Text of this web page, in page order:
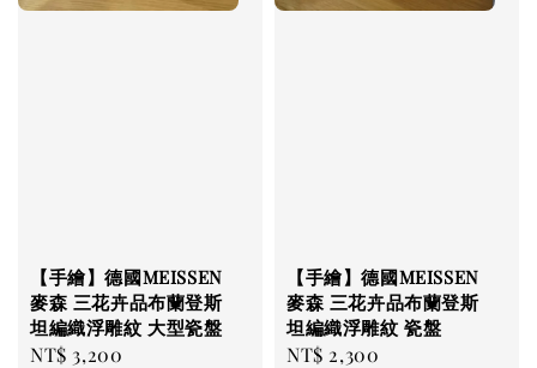
【手繪】德國MEISSEN
麥森 三花卉品布蘭登斯
坦編織浮雕紋 大型瓷盤
Regular
NT$ 3,200
【手繪】德國MEISSEN
麥森 三花卉品布蘭登斯
坦編織浮雕紋 瓷盤
Regular
NT$ 2,300